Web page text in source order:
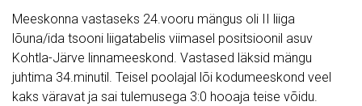
Meeskonna vastaseks 24.vooru mängus oli II liiga
lõuna/ida tsooni liigatabelis viimasel positsioonil asuv
Kohtla-Järve linnameeskond. Vastased läksid mängu
juhtima 34.minutil. Teisel poolajal lõi kodumeeskond veel
kaks väravat ja sai tulemusega 3:0 hooaja teise võidu.